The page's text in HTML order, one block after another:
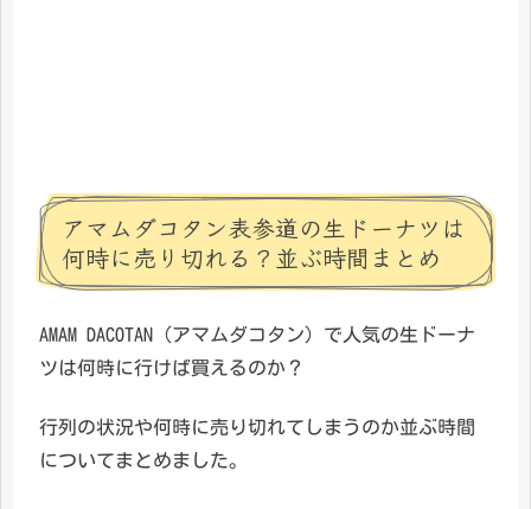
アマムダコタン表参道の生ドーナツは
何時に売り切れる？並ぶ時間まとめ
AMAM DACOTAN（アマムダコタン）で人気の生ドーナ
ツは何時に行けば買えるのか？
行列の状況や何時に売り切れてしまうのか並ぶ時間
についてまとめました。